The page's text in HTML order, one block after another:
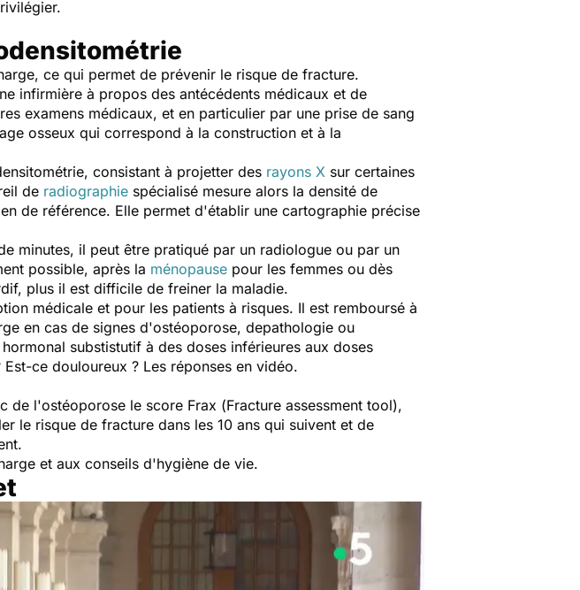
ce qui permet de prévenir le risque de fracture.
infirmière à propos des antécédents médicaux et de
examens médicaux, et en particulier par une prise de sang
osseux qui correspond à la construction et à la
consistant à projetter des rayons X sur certaines
de radiographie spécialisé mesure alors la densité de
de référence. Elle permet d'établir une cartographie précise
minutes, il peut être pratiqué par un radiologue ou par un
possible, après la ménopause pour les femmes ou dès
plus il est difficile de freiner la maladie.
médicale et pour les patients à risques. Il est remboursé à
en cas de signes d'ostéoporose, depathologie ou
substistutif à des doses inférieures aux doses
ce douloureux ? Les réponses en vidéo.
de l'ostéoporose le score Frax (Fracture assessment tool),
le risque de fracture dans les 10 ans qui suivent et de
et aux conseils d'hygiène de vie.